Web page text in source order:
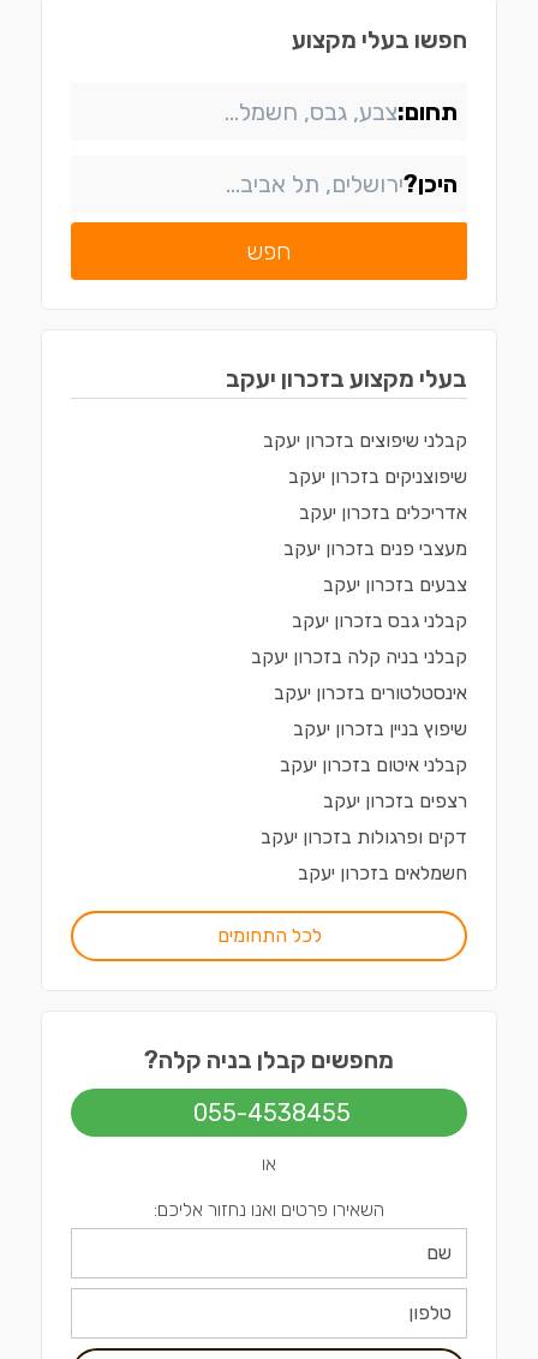
חפשו בעלי מקצוע
תחום:
היכן?
חפש
בעלי מקצוע בזכרון יעקב
קבלני שיפוצים בזכרון יעקב
שיפוצניקים בזכרון יעקב
אדריכלים בזכרון יעקב
מעצבי פנים בזכרון יעקב
צבעים בזכרון יעקב
קבלני גבס בזכרון יעקב
קבלני בניה קלה בזכרון יעקב
אינסטלטורים בזכרון יעקב
שיפוץ בניין בזכרון יעקב
קבלני איטום בזכרון יעקב
רצפים בזכרון יעקב
דקים ופרגולות בזכרון יעקב
חשמלאים בזכרון יעקב
לכל התחומים
מחפשים קבלן בניה קלה?
055-4538455
או
השאירו פרטים ואנו נחזור אליכם: